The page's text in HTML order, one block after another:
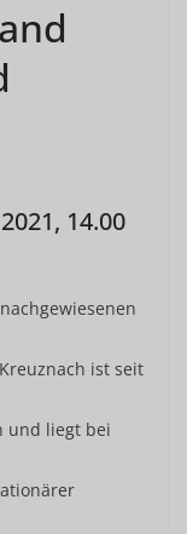
14.00
ist seit
und liegt bei